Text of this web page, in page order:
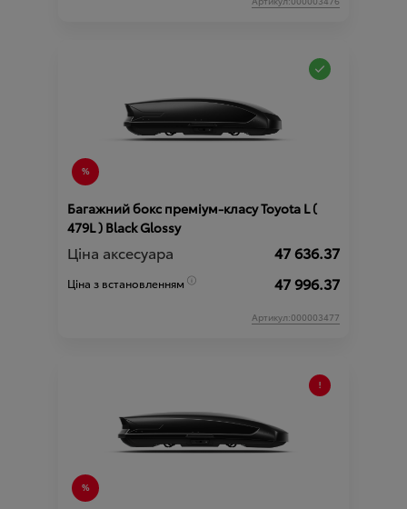
Багажний бокс преміум-класу Toyota L (
479L ) Black Glossy
Ціна аксесуара 47 636.37
Ціна з встановленням 47 996.37
Артикул:000003477